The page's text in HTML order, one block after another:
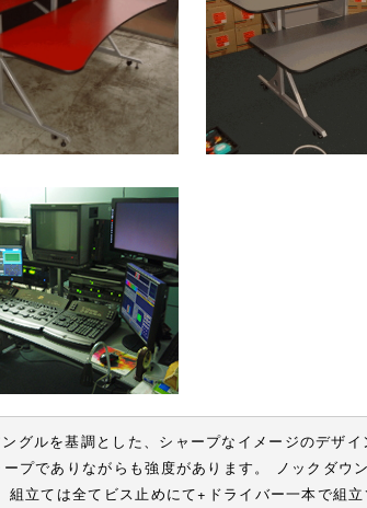
ングルを基調とした、シャープなイメージのデザ
プでありながらも強度があります。 ノックダウ
組立ては全てビス止めにて+ドライバー一本で組